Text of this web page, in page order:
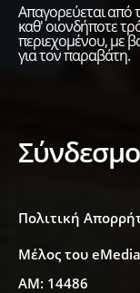
Απαγορεύεται από
καθ' οιονδήποτε
περιεχομένου, με
για τον παραβάτη.
Πολιτική
Μέλος του eMedia
ΑΜ: 14486